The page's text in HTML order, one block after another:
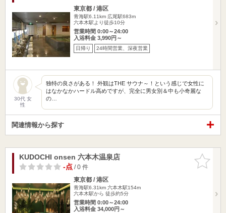
東京都 / 港区
青海駅6.11km 広尾駅683m
六本木駅より徒歩10分
営業時間 0:00～24:00
入浴料金 3,990円～
日帰り 24時間営業、深夜営業
30代 女
性
独特の良さがある！ 外観はTHE サウナ～！という感じで女性に
はなかなかハードル高めですが、完全に男女別＆中も小奇麗な
の…
関連情報から探す
お気に入
りに追加
KUDOCHI onsen 六本木温泉店
-点/ 0 件
東京都 / 港区
青海駅6.31km 六本木駅154m
六本木駅から 徒歩約5分
営業時間 0:00～24:00
入浴料金 34,000円～